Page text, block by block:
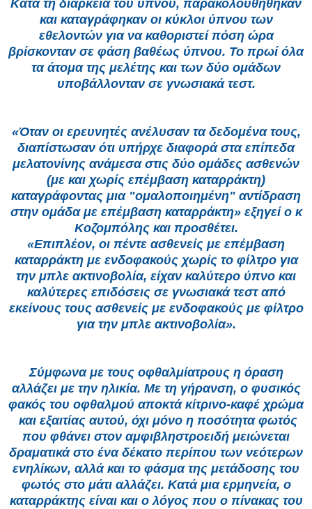
Κατά τη διάρκεια του ύπνου, παρακολουθήθηκαν
και καταγράφηκαν οι κύκλοι ύπνου των
εθελοντών για να καθοριστεί πόση ώρα
βρίσκονταν σε φάση βαθέως ύπνου. Το πρωί όλα
τα άτομα της μελέτης και των δύο ομάδων
υποβάλλονταν σε γνωσιακά τεστ.
«Όταν οι ερευνητές ανέλυσαν τα δεδομένα τους,
διαπίστωσαν ότι υπήρχε διαφορά στα επίπεδα
μελατονίνης ανάμεσα στις δύο ομάδες ασθενών
(με και χωρίς επέμβαση καταρράκτη)
καταγράφοντας μια "ομαλοποιημένη" αντίδραση
στην ομάδα με επέμβαση καταρράκτη» εξηγεί ο κ
Κοζομπόλης και προσθέτει.
«Επιπλέον, οι πέντε ασθενείς με επέμβαση
καταρράκτη με ενδοφακούς χωρίς το φίλτρο για
την μπλε ακτινοβολία, είχαν καλύτερο ύπνο και
καλύτερες επιδόσεις σε γνωσιακά τεστ από
εκείνους τους ασθενείς με ενδοφακούς με φίλτρο
για την μπλε ακτινοβολία».
Σύμφωνα με τους οφθαλμίατρους η όραση
αλλάζει με την ηλικία. Με τη γήρανση, ο φυσικός
φακός του οφθαλμού αποκτά κίτρινο-καφέ χρώμα
και εξαιτίας αυτού, όχι μόνο η ποσότητα φωτός
που φθάνει στον αμφιβληστροειδή μειώνεται
δραματικά στο ένα δέκατο περίπου των νεότερων
ενηλίκων, αλλά και το φάσμα της μετάδοσης του
φωτός στο μάτι αλλάζει. Κατά μια ερμηνεία, ο
καταρράκτης είναι και ο λόγος που ο πίνακας του